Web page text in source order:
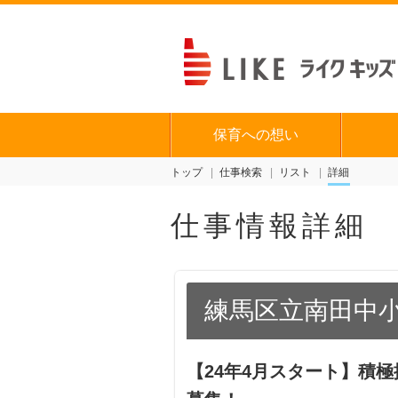
保育への想い
トップ 仕事検索 リスト 詳細
仕事情報詳細
練馬区立南田中
【24年4月スタート】積